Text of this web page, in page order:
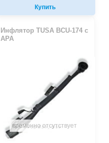
Купить
Инфлятор TUSA BCU-174 с
APA
временно отсутствует